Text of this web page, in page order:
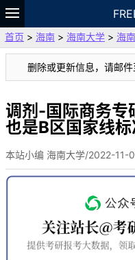
题库
故事 专题
VIP
资料
首页 > 海南 > 海南大学 > 海
删除或更新信息，请邮
调剂-国际商务专
也是B区国家线标
本站小编 海南大学/2022-11-